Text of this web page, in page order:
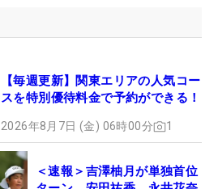
【毎週更新】関東エリアの人気コー
スを特別優待料金で予約ができる！
2026年8月7日 (金) 06時00分 1
＜速報＞吉澤柚月が単独首位